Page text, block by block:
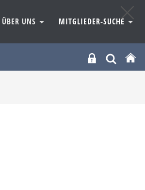
ÜBER UNS MITGLIEDER-SUCHE